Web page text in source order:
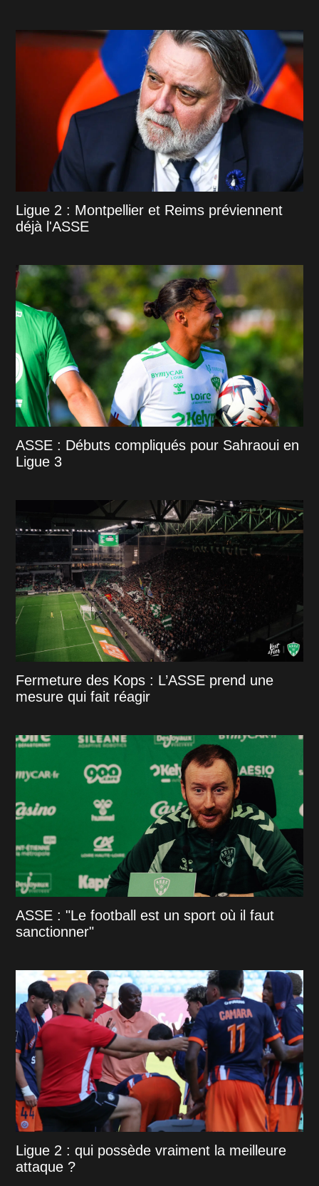
Ligue 2 : Montpellier et Reims préviennent
déjà l'ASSE
ASSE : Débuts compliqués pour Sahraoui en
Ligue 3
Fermeture des Kops : L’ASSE prend une
mesure qui fait réagir
ASSE : "Le football est un sport où il faut
sanctionner"
Ligue 2 : qui possède vraiment la meilleure
attaque ?